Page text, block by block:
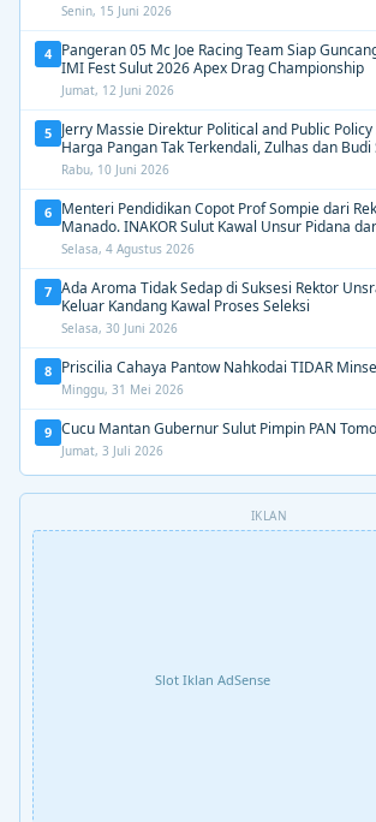
Senin, 15 Juni 2026
4 Pangeran 05 Mc Joe Racing Team Siap
IMI Fest Sulut 2026 Apex Drag Championship
Jumat, 12 Juni 2026
5 Jerry Massie Direktur Political and Public Policy
Harga Pangan Tak Terkendali, Zulhas dan Budi
Dipertahankan”
Rabu, 10 Juni 2026
6 Menteri Pendidikan Copot Prof Sompie dari
Manado. INAKOR Sulut Kawal Unsur Pidana
Aroma Busuk di Suksesi Rektor
Selasa, 4 Agustus 2026
7 Ada Aroma Tidak Sedap di Suksesi Rektor
Keluar Kandang Kawal Proses Seleksi
Selasa, 30 Juni 2026
8 Priscilia Cahaya Pantow Nahkodai TIDAR
Minggu, 31 Mei 2026
9 Cucu Mantan Gubernur Sulut Pimpin PAN
Jumat, 3 Juli 2026
IKLAN
Slot Iklan AdSense